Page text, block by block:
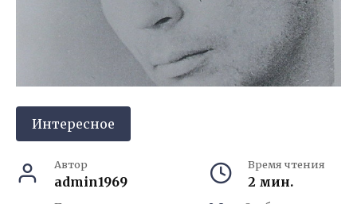
Интересное
Автор
admin1969
Время чтения
2 мин.